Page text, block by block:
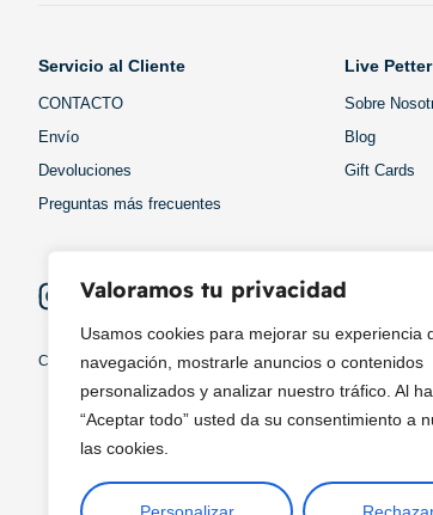
Valoramos tu privacidad
Usamos cookies para mejorar su experiencia
navegación, mostrarle anuncios o contenidos
personalizados y analizar nuestro tráfico. Al
“Aceptar todo” usted da su consentimiento a
las cookies.
Servicio al Cliente
CONTACTO
Envío
Devoluciones
Preguntas más frecuentes
Live Petter
Sobre
Blog
Gift Cards
Copyright © 2025 ¦ livepetter: Todos los derechos reservados.